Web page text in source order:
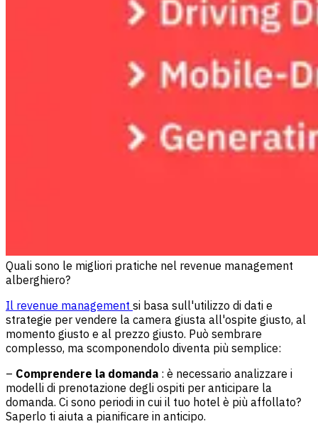
Quali sono le migliori pratiche nel revenue management
alberghiero?
Il revenue management si basa sull'utilizzo di dati e
strategie per vendere la camera giusta all'ospite giusto, al
momento giusto e al prezzo giusto. Può sembrare
complesso, ma scomponendolo diventa più semplice:
– Comprendere la domanda : è necessario analizzare i
modelli di prenotazione degli ospiti per anticipare la
domanda. Ci sono periodi in cui il tuo hotel è più affollato?
Saperlo ti aiuta a pianificare in anticipo.